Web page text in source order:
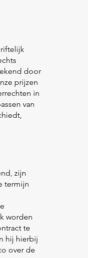
door
prijzen
in
van
zijn
termijn
worden
te
hij hierbij
over de